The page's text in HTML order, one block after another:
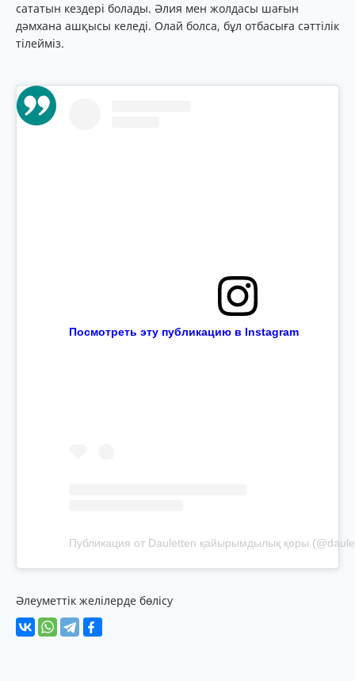
сататын кездері болады. Әлия мен жолдасы шағын
дәмхана ашқысы келеді. Олай болса, бұл отбасыға сәттілік
тілейміз.
Посмотреть эту публикацию в Instagram
Публикация от Dauletten қайырымдылық қоры
Әлеуметтік желілерде бөлісу